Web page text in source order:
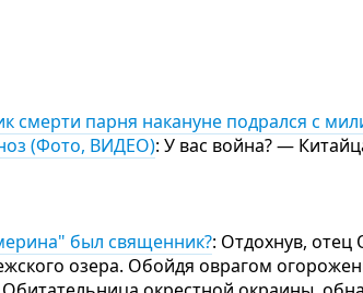
смерти парня накануне подрался с
(Фото, ВИДЕО): У вас война? —
был священник?: Отдохнув,
озера. Обойдя оврагом